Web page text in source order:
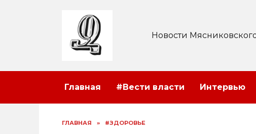
Новости
Главная #Вести власти Интервью
ГЛАВНАЯ » #ЗДОРОВЬЕ